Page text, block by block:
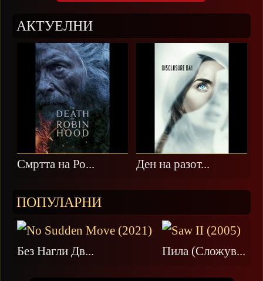
АКТУЕЛНИ
Смртта на Ро... Ден на разот...
ПОПУЛАРНИ
Без Нагли Дв... Пила (Сложув...